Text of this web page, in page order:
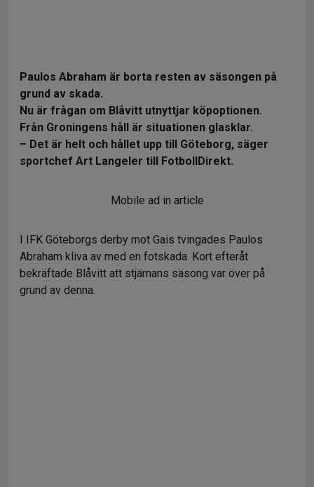
Paulos Abraham är borta resten av säsongen på
grund av skada.
Nu är frågan om Blåvitt utnyttjar köpoptionen.
Från Groningens håll är situationen glasklar.
– Det är helt och hållet upp till Göteborg, säger
sportchef Art Langeler till FotbollDirekt.
Mobile ad in article
I IFK Göteborgs derby mot Gais tvingades Paulos
Abraham kliva av med en fotskada. Kort efteråt
bekräftade Blåvitt att stjärnans säsong var över på
grund av denna.